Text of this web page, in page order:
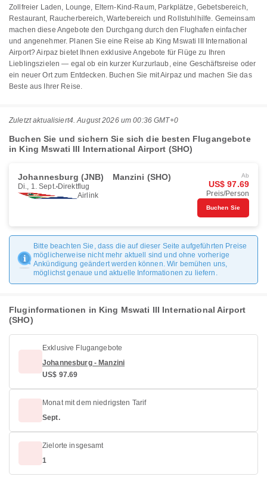
Zollfreier Laden, Lounge, Eltern-Kind-Raum, Parkplätze, Gebetsbereich,
Restaurant, Raucherbereich, Wartebereich und Rollstuhlhilfe. Gemeinsam
machen diese Angebote den Durchgang durch den Flughafen einfacher
und angenehmer. Planen Sie eine Reise ab King Mswati III International
Airport? Airpaz bietet Ihnen exklusive Angebote für Flüge zu Ihren
Lieblingszielen — egal ob ein kurzer Kurzurlaub, eine Geschäftsreise oder
ein neuer Ort zum Entdecken. Buchen Sie mit Airpaz und machen Sie das
Beste aus Ihrer Reise.
Zuletzt aktualisiert4. August 2026 um 00:36 GMT+0
Buchen Sie und sichern Sie sich die besten Flugangebote
in King Mswati III International Airport (SHO)
Johannesburg (JNB) Manzini (SHO)
Di., 1. Sept. Direktflug
Airlink
Ab
US$ 97.69
Preis/Person
Buchen Sie
Bitte beachten Sie, dass die auf dieser Seite aufgeführten Preise
möglicherweise nicht mehr aktuell sind und ohne vorherige
Ankündigung geändert werden können. Wir bemühen uns,
möglichst genaue und aktuelle Informationen zu liefern.
Fluginformationen in King Mswati III International Airport
(SHO)
Exklusive Flugangebote
Johannesburg - Manzini
US$ 97.69
Monat mit dem niedrigsten Tarif
Sept.
Zielorte insgesamt
1